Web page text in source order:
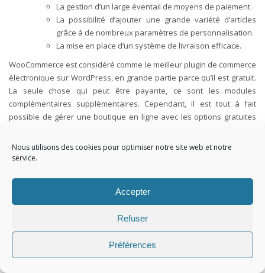
Nous utilisons des cookies pour optimiser notre site web et notre
service.
Accepter
Refuser
Préférences
La gestion d’un large éventail de moyens de paiement.
La possibilité d’ajouter une grande variété d’articles
grâce à de nombreux paramètres de personnalisation.
La mise en place d’un système de livraison efficace.
WooCommerce est considéré comme le meilleur plugin de commerce
électronique sur WordPress, en grande partie parce qu’il est gratuit.
La seule chose qui peut être payante, ce sont les modules
complémentaires supplémentaires. Cependant, il est tout à fait
possible de gérer une boutique en ligne avec les options gratuites
Conclusion sur les Plugin
WordPress
Vous savez maintenant ce qu’est un plugin WordPress.En résumé,
les plugins WordPress sont des extensions logicielles qui ajoutent
des fonctionnalités à votre site WordPress.Les plugins peuvent être
utilisés pour diverses tâches, telles que l’amélioration de la sécurité,
l’optimisation des performances, l’ajout de fonctionnalités de